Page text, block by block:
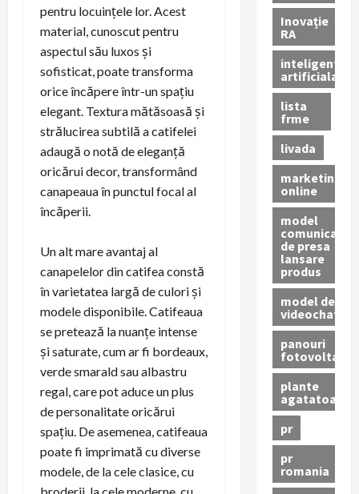
pentru locuințele lor. Acest
material, cunoscut pentru
aspectul său luxos și
sofisticat, poate transforma
orice încăpere într-un spațiu
elegant. Textura mătăsoasă și
strălucirea subtilă a catifelei
adaugă o notă de eleganță
oricărui decor, transformând
canapeaua în punctul focal al
încăperii.
Un alt mare avantaj al
canapelelor din catifea constă
în varietatea largă de culori și
modele disponibile. Catifeaua
se pretează la nuanțe intense
și saturate, cum ar fi bordeaux,
verde smarald sau albastru
regal, care pot aduce un plus
de personalitate oricărui
spațiu. De asemenea, catifeaua
poate fi imprimată cu diverse
modele, de la cele clasice, cu
Inovație
RA
inteligenta
artificiala
lista
frme
livada
marketing
online
model
comunicat
de presa
lansare
produs
model de
videochat
panouri
fotovoltaice
plante
agatatoare
pr
pr
romania